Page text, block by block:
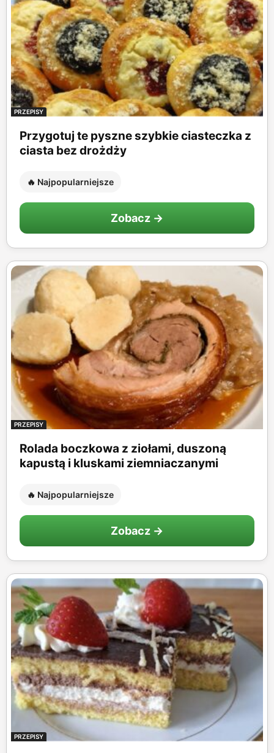
PRZEPISY
Przygotuj te pyszne szybkie ciasteczka z
ciasta bez drożdży
🔥 Najpopularniejsze
Zobacz →
PRZEPISY
Rolada boczkowa z ziołami, duszoną
kapustą i kluskami ziemniaczanymi
🔥 Najpopularniejsze
Zobacz →
PRZEPISY